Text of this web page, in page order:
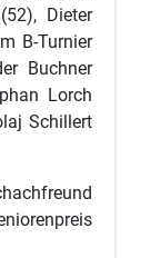
Dieter
B-Turnier
Buchner
Lorch
Schillert